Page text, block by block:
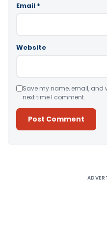
Email *
Website
Save my name, email, and
next time I comment.